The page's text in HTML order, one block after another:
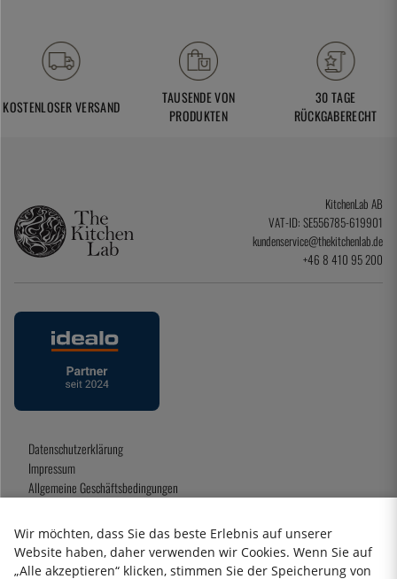
KOSTENLOSER VERSAND
TAUSENDE VON
PRODUKTEN
30 TAGE
RÜCKGABERECHT
KitchenLab AB
VAT-ID: SE556785-619901
kundenservice@thekitchenlab.de
+46 8 410 95 200
Datenschutzerklärung
Impressum
Allgemeine Geschäftsbedingungen
Wir möchten, dass Sie das beste Erlebnis auf unserer
Website haben, daher verwenden wir Cookies. Wenn Sie auf
„Alle akzeptieren“ klicken, stimmen Sie der Speicherung von